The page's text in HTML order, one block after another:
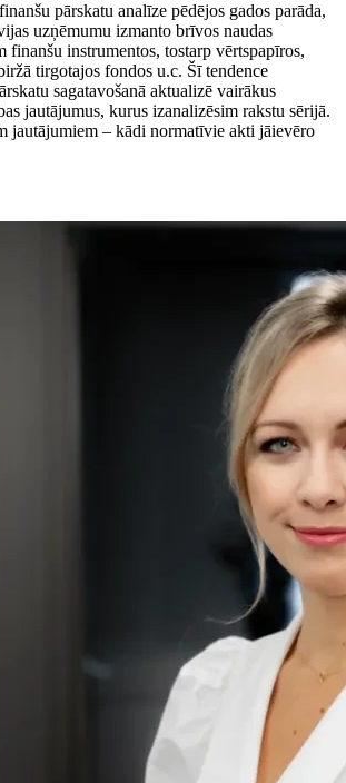
pārskatu analīze pēdējos gados parāda,
uzņēmumu izmanto brīvos naudas
finanšu instrumentos, tostarp vērtspapīros,
tirgotajos fondos u.c. Šī tendence
sagatavošanā aktualizē vairākus
jautājumus, kurus izanalizēsim rakstu sērijā.
jautājumiem – kādi normatīvie akti jāievēro